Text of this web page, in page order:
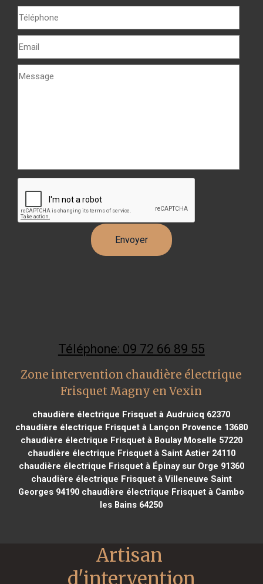
Téléphone: 09 72 66 89 55
Zone intervention chaudière électrique
Frisquet Magny en Vexin
chaudière électrique Frisquet à Audruicq 62370
chaudière électrique Frisquet à Lançon Provence 13680
chaudière électrique Frisquet à Boulay Moselle 57220
chaudière électrique Frisquet à Saint Astier 24110
chaudière électrique Frisquet à Épinay sur Orge 91360
chaudière électrique Frisquet à Villeneuve Saint
Georges 94190 chaudière électrique Frisquet à Cambo
les Bains 64250
Artisan
d'intervention